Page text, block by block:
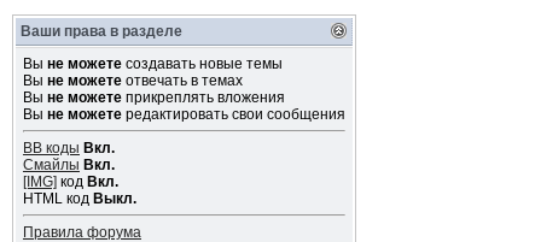
Ваши права в разделе
Вы не можетесоздавать новые темы
Вы не можетеотвечать в темах
Вы не можетеприкреплять вложения
Вы не можетередактировать свои сообщения
BB коды Вкл.
Смайлы Вкл.
[IMG] код Вкл.
HTML код Выкл.
Правила форума